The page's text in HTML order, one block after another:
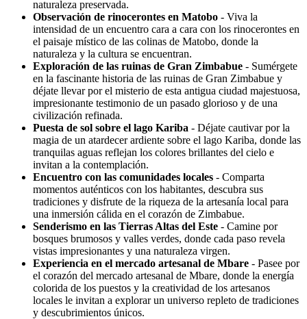
naturaleza preservada.
Observación de rinocerontes en Matobo - Viva la
intensidad de un encuentro cara a cara con los rinocerontes en
el paisaje místico de las colinas de Matobo, donde la
naturaleza y la cultura se encuentran.
Exploración de las ruinas de Gran Zimbabue - Sumérgete
en la fascinante historia de las ruinas de Gran Zimbabue y
déjate llevar por el misterio de esta antigua ciudad majestuosa,
impresionante testimonio de un pasado glorioso y de una
civilización refinada.
Puesta de sol sobre el lago Kariba - Déjate cautivar por la
magia de un atardecer ardiente sobre el lago Kariba, donde las
tranquilas aguas reflejan los colores brillantes del cielo e
invitan a la contemplación.
Encuentro con las comunidades locales - Comparta
momentos auténticos con los habitantes, descubra sus
tradiciones y disfrute de la riqueza de la artesanía local para
una inmersión cálida en el corazón de Zimbabue.
Senderismo en las Tierras Altas del Este - Camine por
bosques brumosos y valles verdes, donde cada paso revela
vistas impresionantes y una naturaleza virgen.
Experiencia en el mercado artesanal de Mbare - Pasee por
el corazón del mercado artesanal de Mbare, donde la energía
colorida de los puestos y la creatividad de los artesanos
locales le invitan a explorar un universo repleto de tradiciones
y descubrimientos únicos.